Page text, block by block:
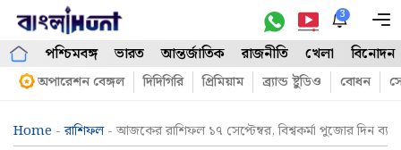
Skip
content
3
পশ্চিমবঙ্গ ভারত আন্তর্জাতিক রাজনীতি খেলা বিনোদন
অপারেশন বেঙ্গল দিদিগিরি প্রিমিয়াম ব্র্যান্ড ষ্টুডিও বোধন
Home -রাশিফল- আজকের রাশিফল ১৭ সেপ্টেম্বর, বিশ্বকর্মা পুজোর দিন